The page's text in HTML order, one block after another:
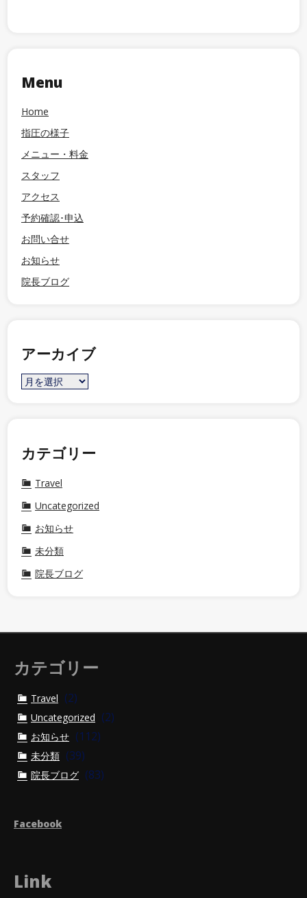
Menu
Home
指圧の様子
メニュー・料金
スタッフ
アクセス
予約確認･申込
お問い合せ
お知らせ
院長ブログ
アーカイブ
カテゴリー
Travel
Uncategorized
お知らせ
未分類
院長ブログ
カテゴリー
Travel (2)
Uncategorized (2)
お知らせ (112)
未分類 (39)
院長ブログ (83)
Facebook
Link